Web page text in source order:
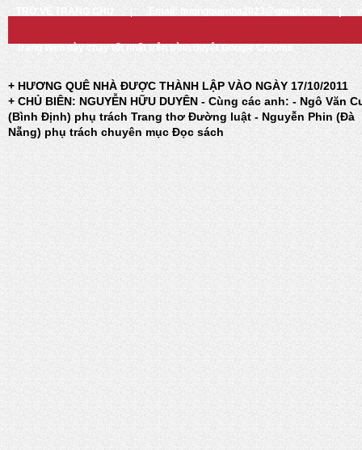
TRỞ VỀ TRANG CHỦ Email: huongquenha2023@gmail.com
Trang Web này chạy tốt nhất trên trình duyệt Google Chrome
+ HƯƠNG QUÊ NHÀ ĐƯỢC THÀNH LẬP VÀO NGÀY 17/10/2011
+ CHỦ BIÊN: NGUYỄN HỮU DUYÊN - Cùng các anh: - Ngô Văn
(Bình Định) phụ trách Trang thơ Đường luật - Nguyễn Phin (Đà
Nẵng) phụ trách chuyên mục Đọc sách